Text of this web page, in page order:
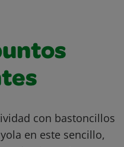
con bastoncillos
en este sencillo,